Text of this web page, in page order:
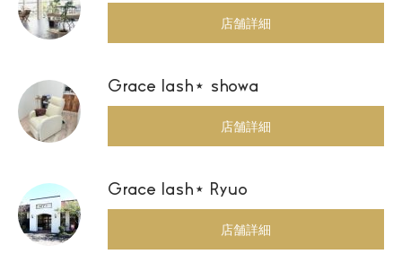
店舗詳細
Grace lash⋆ showa
店舗詳細
Grace lash⋆ Ryuo
店舗詳細